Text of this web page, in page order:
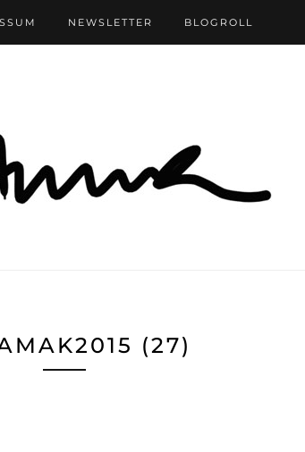
NEWSLETTER BLOGROLL
(27)